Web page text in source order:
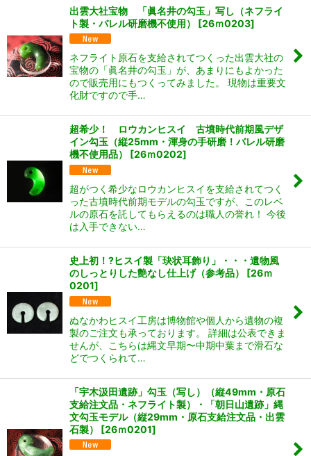
出雲大社宝物 「眞名井の勾玉」写し（ネフライ
ト製・バレル研磨機不使用）
[26ｍ0203]
ネフライト原石を支給されてつくった出雲大社の
宝物の「眞名井の勾玉」が、あまりにもよかった
ので販売用にもつくってみました。 現物は重要文
化財ですので手…
超希少！ ロウカンヒスイ 古墳時代前期風デザ
イン勾玉（縦25mm・渾身の手研磨！バレル研磨
機不使用品）
[26ｍ0202]
超がつく希少なロウカンヒスイを支給されてつく
った古墳時代前期モデルの勾玉ですが、このレベ
ルの原石を託してもらえるのは職人の誉れ！ 今後
は入手できない…
史上初！?ヒスイ製「玦状耳飾り」・・・遺物風
のしっとりした艶なし仕上げ（参考品）
[26ｍ
0201]
ぬなかわヒスイ工房は博物館や個人から遺物の複
製のご注文も承っております。 詳細は公表できま
せんが、こちらは縄文早期〜中期中葉まで滑石な
どでつくられて…
「宇木汲田遺跡」勾玉（写し）（縦49mm・原石
支給注文品・ネフライト製）・「朝日山遺跡」縄
文勾玉モデル（縦29mm・原石支給注文品・出雲
石製）
[26ｍ0201]